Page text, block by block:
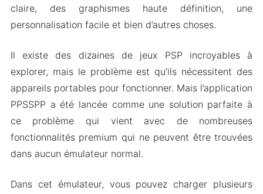
Téléchargez PPSSPP Gold Apk pour Android
claire, des graphismes haute définition, une
personnalisation facile et bien d’autres choses.
Il existe des dizaines de jeux PSP incroyables à
explorer, mais le problème est qu’ils nécessitent des
appareils portables pour fonctionner. Mais l’application
PPSSPP a été lancée comme une solution parfaite à
ce problème qui vient avec de nombreuses
fonctionnalités premium qui ne peuvent être trouvées
dans aucun émulateur normal.
Dans cet émulateur, vous pouvez charger plusieurs